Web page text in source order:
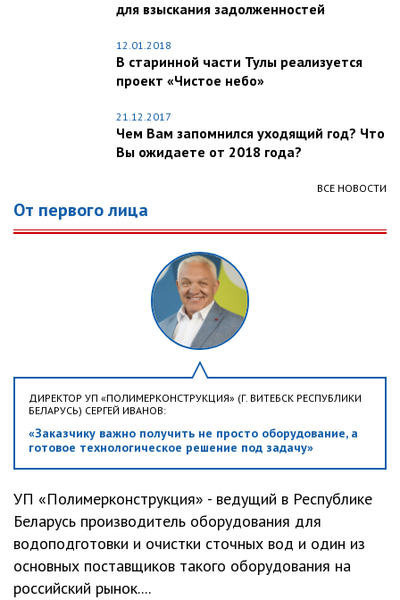
для взыскания задолженностей
12.01.2018
В старинной части Тулы реализуется
проект «Чистое небо»
21.12.2017
Чем Вам запомнился уходящий год? Что
Вы ожидаете от 2018 года?
ВСЕ НОВОСТИ
От первого лица
ДИРЕКТОР УП «ПОЛИМЕРКОНСТРУКЦИЯ» (Г. ВИТЕБСК РЕСПУБЛИКИ
БЕЛАРУСЬ) СЕРГЕЙ ИВАНОВ:
«Заказчику важно получить не просто оборудование, а
готовое технологическое решение под задачу»
УП «Полимерконструкция» - ведущий в Республике
Беларусь производитель оборудования для
водоподготовки и очистки сточных вод и один из
основных поставщиков такого оборудования на
российский рынок....